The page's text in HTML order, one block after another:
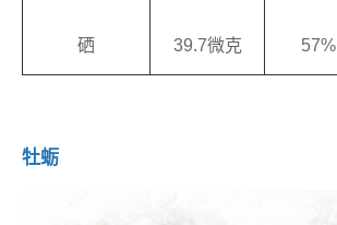
硒 39.7微克 57%
牡蛎